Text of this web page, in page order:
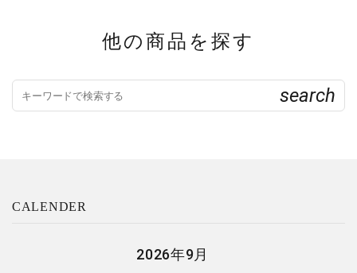
他の商品を探す
search
CALENDER
2026年9月